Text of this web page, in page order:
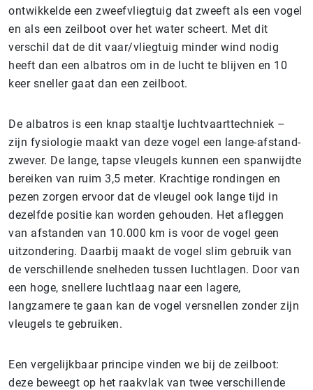
ontwikkelde een zweefvliegtuig dat zweeft als een vogel
en als een zeilboot over het water scheert. Met dit
verschil dat de dit vaar/vliegtuig minder wind nodig
heeft dan een albatros om in de lucht te blijven en 10
keer sneller gaat dan een zeilboot.
De albatros is een knap staaltje luchtvaarttechniek –
zijn fysiologie maakt van deze vogel een lange-afstand-
zwever. De lange, tapse vleugels kunnen een spanwijdte
bereiken van ruim 3,5 meter. Krachtige rondingen en
pezen zorgen ervoor dat de vleugel ook lange tijd in
dezelfde positie kan worden gehouden. Het afleggen
van afstanden van 10.000 km is voor de vogel geen
uitzondering. Daarbij maakt de vogel slim gebruik van
de verschillende snelheden tussen luchtlagen. Door van
een hoge, snellere luchtlaag naar een lagere,
langzamere te gaan kan de vogel versnellen zonder zijn
vleugels te gebruiken.
Een vergelijkbaar principe vinden we bij de zeilboot:
deze beweegt op het raakvlak van twee verschillende